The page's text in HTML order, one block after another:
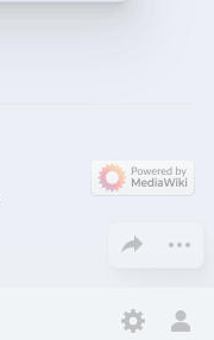
Toggle
Поделиться